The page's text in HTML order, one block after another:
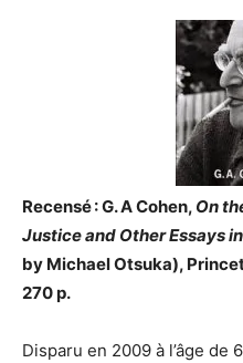
Recensé : G. A Cohen, On
Justice and Other Essays
by Michael Otsuka),
270 p.
Disparu en 2009 à l’âge de